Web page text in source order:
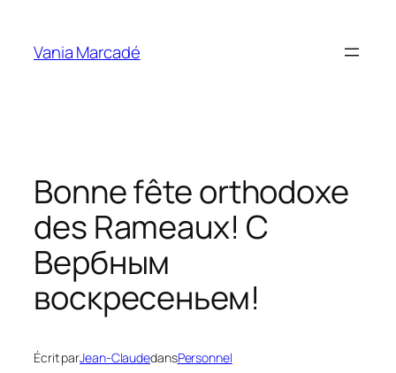
contenu
Vania Marcadé
Bonne fête orthodoxe
des Rameaux! С
Вербным
воскресеньем!
Écrit parJean-ClaudedansPersonnel